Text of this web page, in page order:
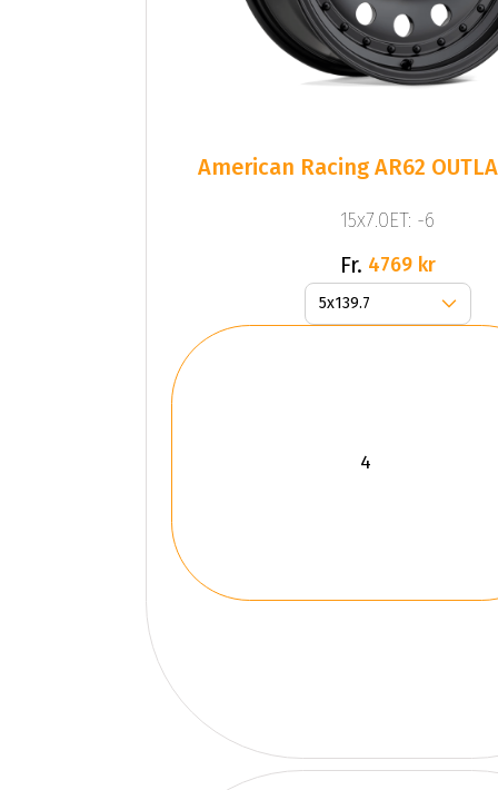
American Racing AR62
15x7.0ET: -6
Fr. 4769 kr